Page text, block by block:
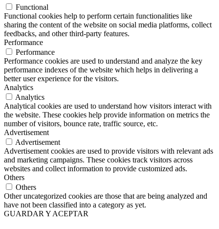
Functional
Functional cookies help to perform certain functionalities like
sharing the content of the website on social media platforms, collect
feedbacks, and other third-party features.
Performance
Performance
Performance cookies are used to understand and analyze the key
performance indexes of the website which helps in delivering a
better user experience for the visitors.
Analytics
Analytics
Analytical cookies are used to understand how visitors interact with
the website. These cookies help provide information on metrics the
number of visitors, bounce rate, traffic source, etc.
Advertisement
Advertisement
Advertisement cookies are used to provide visitors with relevant ads
and marketing campaigns. These cookies track visitors across
websites and collect information to provide customized ads.
Others
Others
Other uncategorized cookies are those that are being analyzed and
have not been classified into a category as yet.
GUARDAR Y ACEPTAR